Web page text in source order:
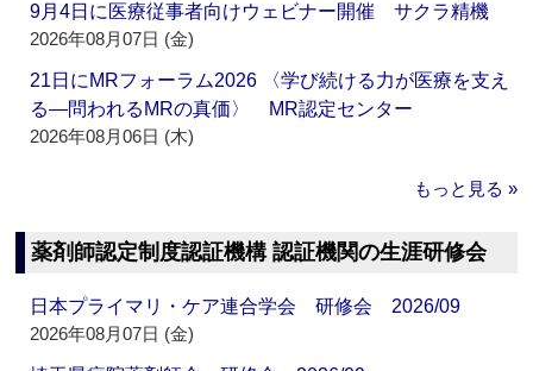
9月4日に医療従事者向けウェビナー開催 サクラ精機
2026年08月07日 (金)
21日にMRフォーラム2026 〈学び続ける力が医療を支え
る―問われるMRの真価〉 MR認定センター
2026年08月06日 (木)
もっと見る »
薬剤師認定制度認証機構 認証機関の生涯研修会
日本プライマリ・ケア連合学会 研修会 2026/09
2026年08月07日 (金)